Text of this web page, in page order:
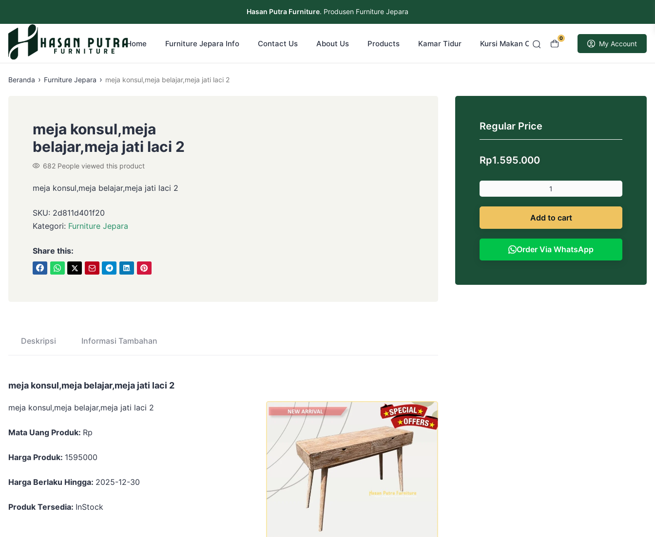
Hasan Putra Furniture. Produsen Furniture Jepara
0
My Account
Home Furniture Jepara Info Contact Us About Us Products Kamar Tidur Kursi Makan Cafe Resto Kusen Pintu Jati
Beranda › Furniture Jepara › meja konsul,meja belajar,meja jati laci 2
meja konsul,meja
belajar,meja jati laci 2
682 People viewed this product
meja konsul,meja belajar,meja jati laci 2
SKU: 2d811d401f20
Kategori: Furniture Jepara
Share this:
Deskripsi Informasi Tambahan
meja konsul,meja belajar,meja jati laci 2
meja konsul,meja belajar,meja jati laci 2
Mata Uang Produk: Rp
Harga Produk: 1595000
Harga Berlaku Hingga: 2025-12-30
Produk Tersedia: InStock
Regular Price
Rp1.595.000
Add to cart
Order Via WhatsApp